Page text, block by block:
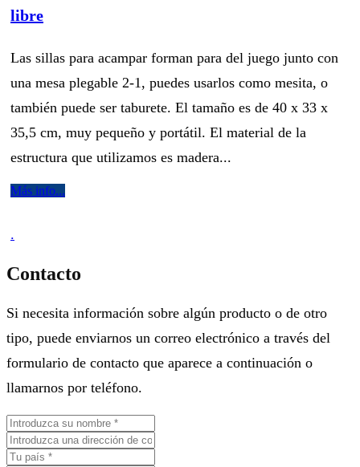
libre
Las sillas para acampar forman para del juego junto con
una mesa plegable 2-1, puedes usarlos como mesita, o
también puede ser taburete. El tamaño es de 40 x 33 x
35,5 cm, muy pequeño y portátil. El material de la
estructura que utilizamos es madera...
Más info...
.
Contacto
Si necesita información sobre algún producto o de otro
tipo, puede enviarnos un correo electrónico a través del
formulario de contacto que aparece a continuación o
llamarnos por teléfono.